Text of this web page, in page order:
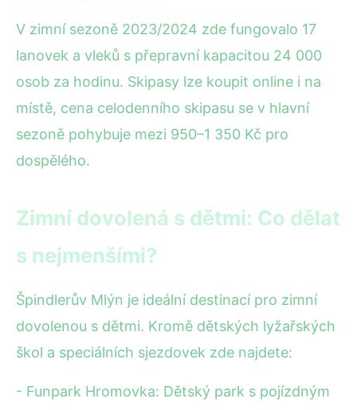
V zimní sezoně 2023/2024 zde fungovalo 17
lanovek a vleků s přepravní kapacitou 24 000
osob za hodinu. Skipasy lze koupit online i na
místě, cena celodenního skipasu se v hlavní
sezoně pohybuje mezi 950–1 350 Kč pro
dospělého.
Zimní dovolená s dětmi: Co dělat
s nejmenšími?
Špindlerův Mlýn je ideální destinací pro zimní
dovolenou s dětmi. Kromě dětských lyžařských
škol a speciálních sjezdovek zde najdete:
- Funpark Hromovka: Dětský park s pojízdným